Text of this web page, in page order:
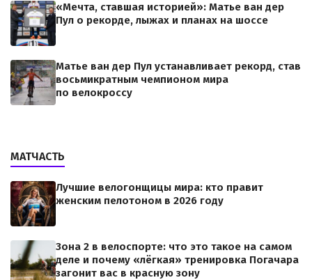
«Мечта, ставшая историей»: Матье ван дер
Пул о рекорде, лыжах и планах на шоссе
Матье ван дер Пул устанавливает рекорд, став
восьмикратным чемпионом мира
по велокроссу
МАТЧАСТЬ
Лучшие велогонщицы мира: кто правит
женским пелотоном в 2026 году
Зона 2 в велоспорте: что это такое на самом
деле и почему «лёгкая» тренировка Погачара
загонит вас в красную зону